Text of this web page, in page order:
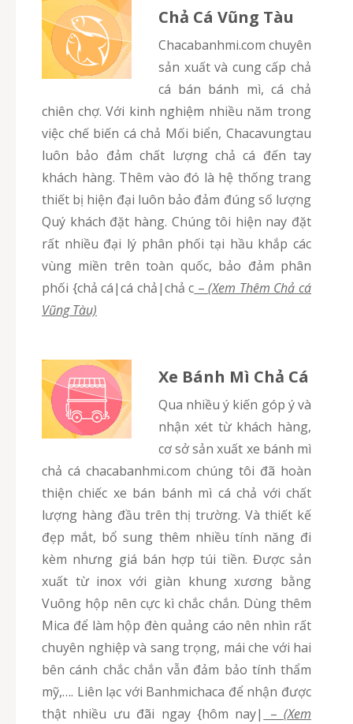
Chả Cá Vũng Tàu
chacabanhmi.com chuyên
sản xuất và cung cấp chả
cá bán bánh mì, cá chả
chiên chợ. Với kinh nghiệm nhiều năm trong
việc chế biến cá chả Mối biển, Chacavungtau
luôn bảo đảm chất lượng chả cá đến tay
khách hàng. Thêm vào đó là hệ thống trang
thiết bị hiện đại luôn bảo đảm đúng số lượng
Quý khách đặt hàng. Chúng tôi hiện nay đặt
rất nhiều đại lý phân phối tại hầu khắp các
vùng miền trên toàn quốc, bảo đảm phân
phối {chả cá|cá chả|chả c –(Xem Thêm Chả cá
Vũng Tàu)
Xe Bánh Mì Chả Cá
Qua nhiều ý kiến góp ý và
nhận xét từ khách hàng,
cơ sở sản xuất xe bánh mì
chả cá chacabanhmi.com chúng tôi đã hoàn
thiện chiếc xe bán bánh mì cá chả với chất
lượng hàng đầu trên thị trường. Và thiết kế
đẹp mắt, bổ sung thêm nhiều tính năng đi
kèm nhưng giá bán hợp túi tiền. Được sản
xuất từ inox với giàn khung xương bằng
Vuông hộp nên cực kì chắc chắn. Dùng thêm
Mica để làm hộp đèn quảng cáo nên nhìn rất
chuyên nghiệp và sang trọng, mái che với hai
bên cánh chắc chắn vẫn đảm bảo tính thẩm
mỹ,…. Liên lạc với Banhmichaca để nhận được
thật nhiều ưu đãi ngay {hôm nay|
– (Xem